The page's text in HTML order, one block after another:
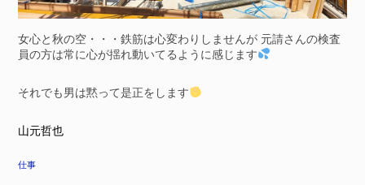
女心と秋の空・・・鉄筋は心変わりしませんが 元請さんの検査
員の方は常に心が揺れ動いてるように感じます
それでも男は黙って是正をします
山元哲也
仕事